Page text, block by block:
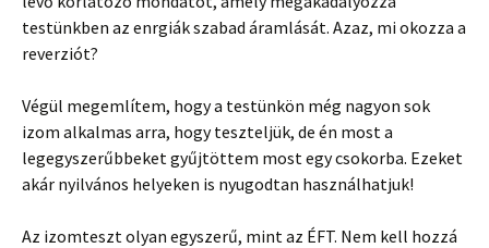
testünkben az enrgiák szabad áramlását. Azaz, mi okozza a
reverziót?
Végül megemlítem, hogy a testünkön még nagyon sok
izom alkalmas arra, hogy teszteljük, de én most a
legegyszerűbbeket gyűjtöttem most egy csokorba. Ezeket
akár nyilvános helyeken is nyugodtan használhatjuk!
Az izomteszt olyan egyszerű, mint az ÉFT. Nem kell hozzá